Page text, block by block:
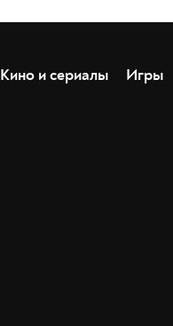
Кино и сериалы Игры